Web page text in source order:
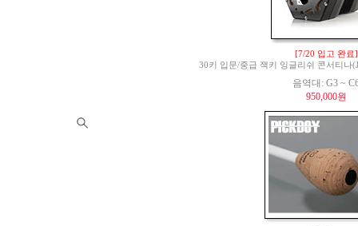
[7/20 입고 완료]
30키 입문/중급 잭키 잉글리쉬 콘서티나
음역대: G3 ~
950,000원